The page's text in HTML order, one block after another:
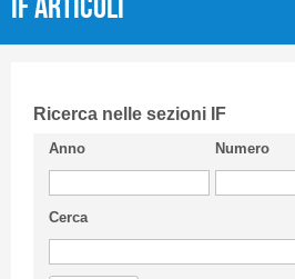
CIFI in breve
Linee Guida
Privacy Policy
Ricerca nelle sezioni IF
Anno Numero
Cerca